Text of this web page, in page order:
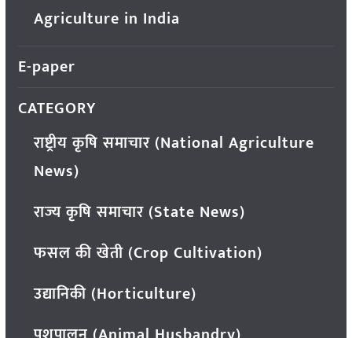
Agriculture in India
E-paper
CATEGORY
राष्ट्रीय कृषि समाचार (National Agriculture
News)
राज्य कृषि समाचार (State News)
फसल की खेती (Crop Cultivation)
उद्यानिकी (Horticulture)